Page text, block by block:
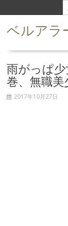
k
ベルアラ
雨がっぱ
巻、無職
2017年10月27日